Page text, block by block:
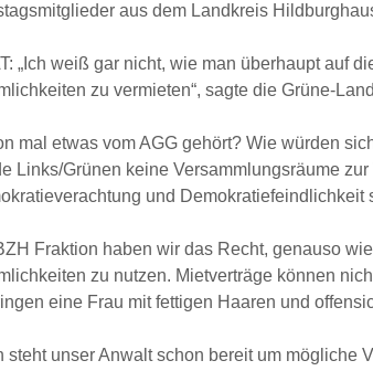
aus dem Landkreis
„Ich weiß gar nicht, wie man überhaupt auf
zu vermieten“, sagte die Grüne-
mal etwas vom AGG gehört? Wie würden
Links/Grünen keine Versammlungsräume
und Demokratiefeindlichkeit
Fraktion haben wir das Recht, genauso
zu nutzen. Mietverträge können
eine Frau mit fettigen Haaren und
steht unser Anwalt schon bereit um mögliche